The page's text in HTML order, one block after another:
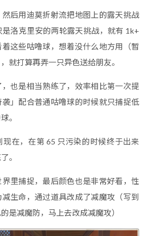
后用迪莫折射流把地图上的露天挑战
洛克里安的两轮露天挑战，就有 1k+
这些咕噜球，想着没什么地方用（暂
就打算再弄一只异色送给朋友。
也是相当熟练了，效率相比第一次提
」配合普通咕噜球的时候就只捕捉低
。
现在，在第 65 只污染的时候终于出来
。
里捕捉，最后颜色也是非常好看，性
生命，通过道具改成了减魔攻（写到
是减魔防，马上去改成减魔攻）